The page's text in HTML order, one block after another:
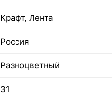
Крафт, Лента
Россия
Разноцветный
31